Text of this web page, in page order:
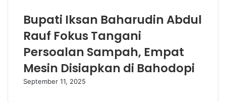
Bupati Iksan Baharudin Abdul
Rauf Fokus Tangani
Persoalan Sampah, Empat
Mesin Disiapkan di Bahodopi
September 11, 2025